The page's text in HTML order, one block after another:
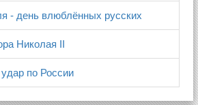
- день влюблённых русских
Николая II
по России